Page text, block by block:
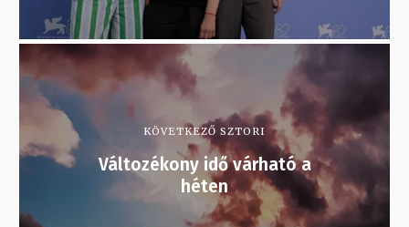
KÖVETKEZŐ SZTORI
Változékony idő várható a
héten